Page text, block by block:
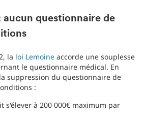
aucun questionnaire de
la loi Lemoine accorde une souplesse
le questionnaire médical. En
suppression du questionnaire de
:
s'élever à 200 000€ maximum par